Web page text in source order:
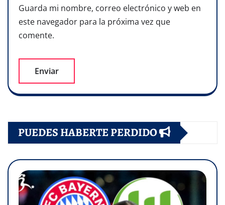
Guarda mi nombre, correo electrónico y web en
este navegador para la próxima vez que
comente.
PUEDES HABERTE PERDIDO